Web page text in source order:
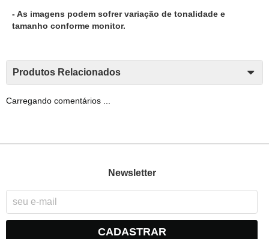
- As imagens podem sofrer variação de tonalidade e
tamanho conforme monitor.
Produtos Relacionados
Carregando comentários ...
Newsletter
CADASTRAR